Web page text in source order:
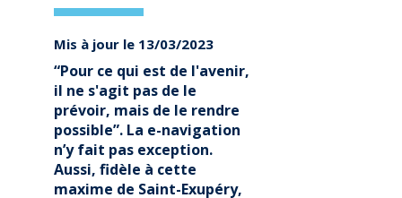
Mis à jour le 13/03/2023
“Pour ce qui est de l'avenir,
il ne s'agit pas de le
prévoir, mais de le rendre
possible”. La e-navigation
n’y fait pas exception.
Aussi, fidèle à cette
maxime de Saint-Exupéry,